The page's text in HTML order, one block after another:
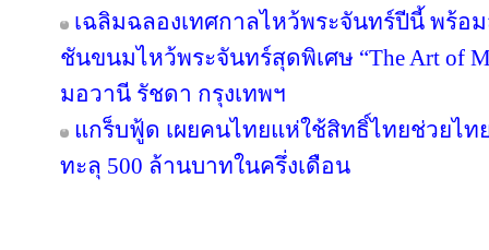
เฉลิมฉลองเทศกาลไหว้พระจันทร์ปีนี้ พร้อ
ชันขนมไหว้พระจันทร์สุดพิเศษ “The Art of
มอวานี รัชดา กรุงเทพฯ
แกร็บฟู้ด เผยคนไทยแห่ใช้สิทธิ์ไทยช่วยไท
ทะลุ 500 ล้านบาทในครึ่งเดือน